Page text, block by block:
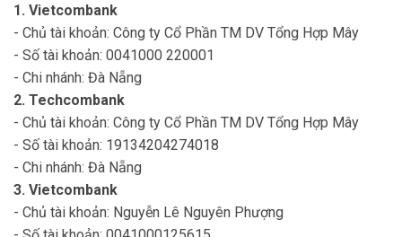
1. Vietcombank
- Chủ tài khoản: Công ty Cổ Phần TM DV Tổng Hợp Mây
- Số tài khoản: 0041000 220001
- Chi nhánh: Đà Nẵng
2. Techcombank
- Chủ tài khoản: Công ty Cổ Phần TM DV Tổng Hợp Mây
- Số tài khoản: 19134204274018
- Chi nhánh: Đà Nẵng
3. Vietcombank
- Chủ tài khoản: Nguyễn Lê Nguyên Phượng